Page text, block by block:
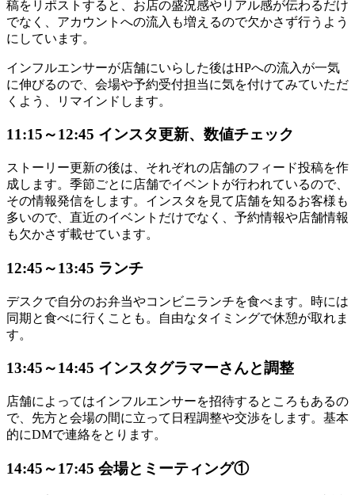
稿をリポストすると、お店の盛況感やリアル感が伝わるだけ
でなく、アカウントへの流入も増えるので欠かさず行うよう
にしています。
インフルエンサーが店舗にいらした後はHPへの流入が一気
に伸びるので、会場や予約受付担当に気を付けてみていただ
くよう、リマインドします。
11:15～12:45 インスタ更新、数値チェック
ストーリー更新の後は、それぞれの店舗のフィード投稿を作
成します。季節ごとに店舗でイベントが行われているので、
その情報発信をします。インスタを見て店舗を知るお客様も
多いので、直近のイベントだけでなく、予約情報や店舗情報
も欠かさず載せています。
12:45～13:45 ランチ
デスクで自分のお弁当やコンビニランチを食べます。時には
同期と食べに行くことも。自由なタイミングで休憩が取れま
す。
13:45～14:45 インスタグラマーさんと調整
店舗によってはインフルエンサーを招待するところもあるの
で、先方と会場の間に立って日程調整や交渉をします。基本
的にDMで連絡をとります。
14:45～17:45 会場とミーティング①